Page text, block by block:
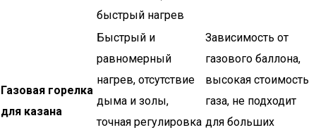
быстрый нагрев
Газовая горелка
для казана
Быстрый и
равномерный
нагрев, отсутствие
дыма и золы,
точная регулировка
Зависимость от
газового баллона,
высокая стоимость
газа, не подходит
для больших